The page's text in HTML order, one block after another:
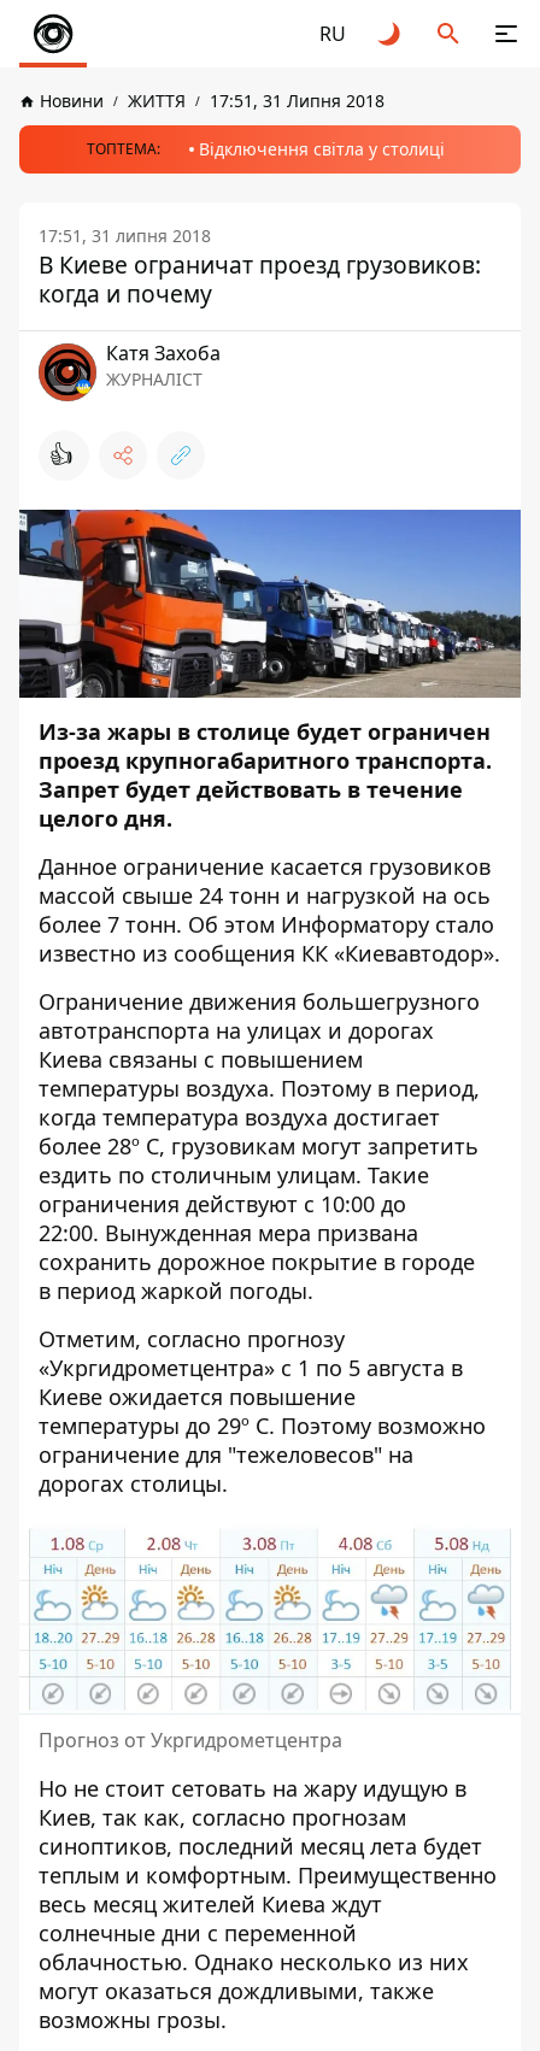
RU
Новини ЖИТТЯ 17:51, 31 Липня 2018
ТОПТЕМА: Відключення світла у столиці
17:51, 31 липня 2018
В Киеве ограничат проезд грузовиков:
когда и почему
Катя Захоба
ЖУРНАЛІСТ
👍
Из-за жары в столице будет ограничен
проезд крупногабаритного транспорта.
Запрет будет действовать в течение
целого дня.
Данное ограничение касается грузовиков
массой свыше 24 тонн и нагрузкой на ось
более 7 тонн. Об этом Информатору стало
известно из сообщения КК «Киевавтодор».
Ограничение движения большегрузного
автотранспорта на улицах и дорогах
Киева связаны с повышением
температуры воздуха. Поэтому в период,
когда температура воздуха достигает
более 28º C, грузовикам могут запретить
ездить по столичным улицам. Такие
ограничения действуют с 10:00 до
22:00. Вынужденная мера призвана
сохранить дорожное покрытие в городе
в период жаркой погоды.
Отметим, согласно прогнозу
«Укргидрометцентра» с 1 по 5 августа в
Киеве ожидается повышение
температуры до 29º C. Поэтому возможно
ограничение для "тежеловесов" на
дорогах столицы.
Прогноз от Укргидрометцентра
Но не стоит сетовать на жару идущую в
Киев, так как, согласно прогнозам
синоптиков, последний месяц лета будет
теплым и комфортным. Преимущественно
весь месяц жителей Киева ждут
солнечные дни с переменной
облачностью. Однако несколько из них
могут оказаться дождливыми, также
возможны грозы.